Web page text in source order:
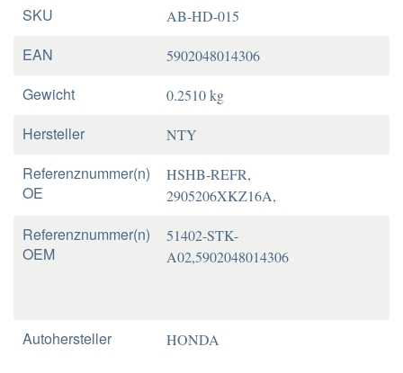
SKU AB-HD-015
EAN 5902048014306
Gewicht 0.2510 kg
Hersteller NTY
Referenznummer(n)
OE
HSHB-REFR,
2905206XKZ16A,
Referenznummer(n)
OEM
51402-STK-
A02,5902048014306
Autohersteller HONDA